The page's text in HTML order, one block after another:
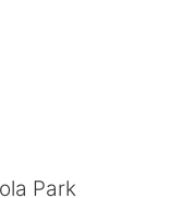
Park